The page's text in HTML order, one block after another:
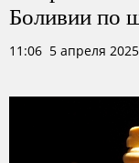
Боливии по
11:06 5 апреля 2025